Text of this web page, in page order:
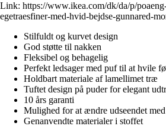
Link: https://www.ikea.com/dk/da/p/
egetraesfiner-med-hvid-bejdse-gunnared-
Stilfuldt og kurvet design
God støtte til nakken
Fleksibel og behagelig
Perfekt ledsager med puf til at hvile
Holdbart materiale af lamellimet træ
Tuftet design på puder for elegant
10 års garanti
Mulighed for at ændre udseendet
Genanvendte materialer i stoffet